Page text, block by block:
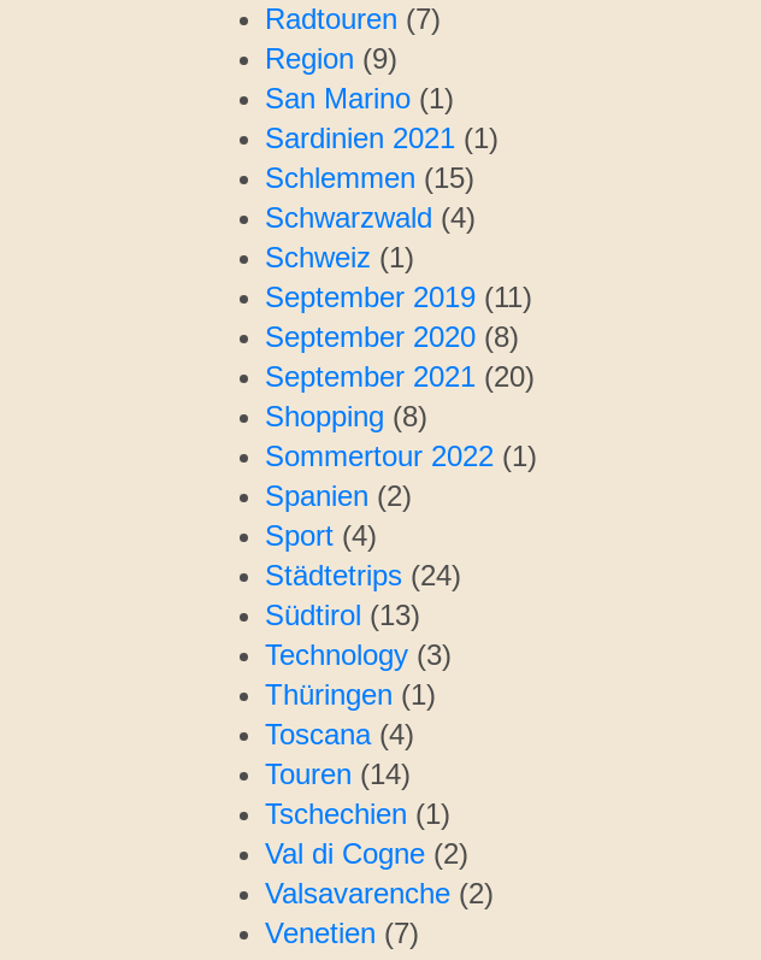
Radtouren (7)
Region (9)
San Marino(1)
Sardinien 2021(1)
Schlemmen (15)
Schwarzwald (4)
Schweiz (1)
September 2019(11)
September 2020(8)
September 2021(20)
Shopping (8)
Sommertour 2022(1)
Spanien (2)
Sport(4)
Städtetrips(24)
Südtirol (13)
Technology(3)
Thüringen (1)
Toscana(4)
Touren (14)
Tschechien (1)
Val di Cogne(2)
Valsavarenche(2)
Venetien (7)